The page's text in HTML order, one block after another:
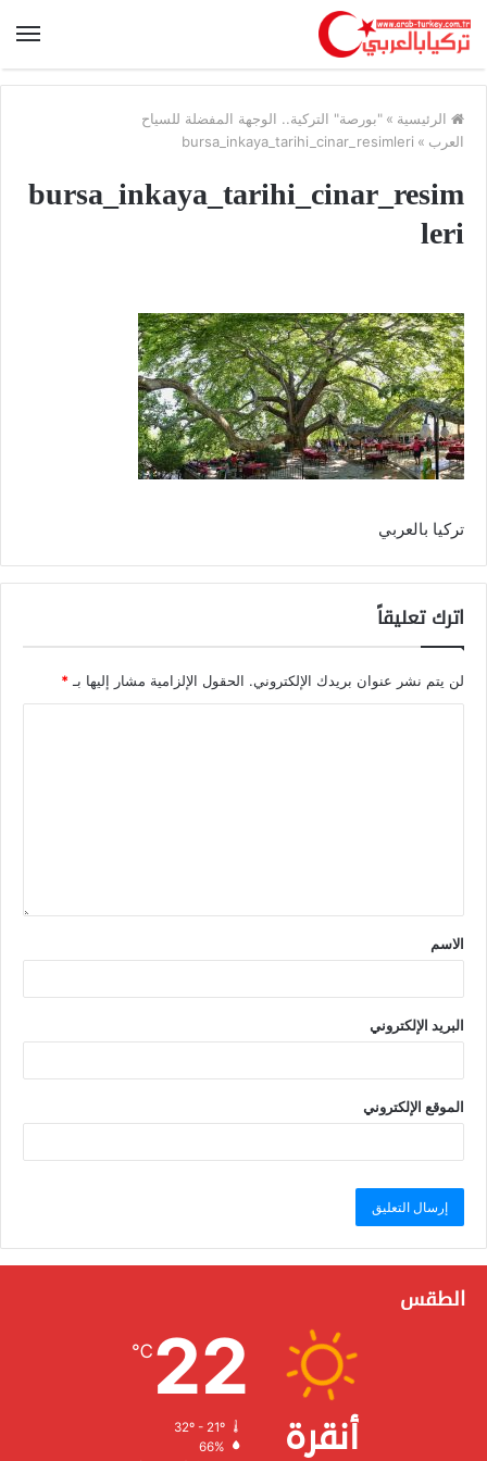
الرئيسية » "بورصة" التركية.. الوجهة المفضلة للسياح
العرب »
bursa_inkaya_tarihi_cinar_resimleri
bursa_inkaya_tarihi_cinar_resim
leri
تركيا بالعربي
اترك تعليقاً
لن يتم نشر عنوان بريدك الإلكتروني. الحقول الإلزامية مشار إليها بـ *
الاسم
البريد الإلكتروني
الموقع الإلكتروني
الطقس
أنقرة
22
℃
32º - 21º
الرطوبة: